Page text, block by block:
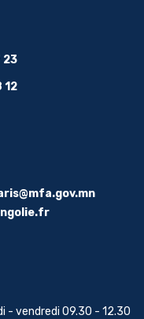
23
12
- vendredi 09.30 - 12.30